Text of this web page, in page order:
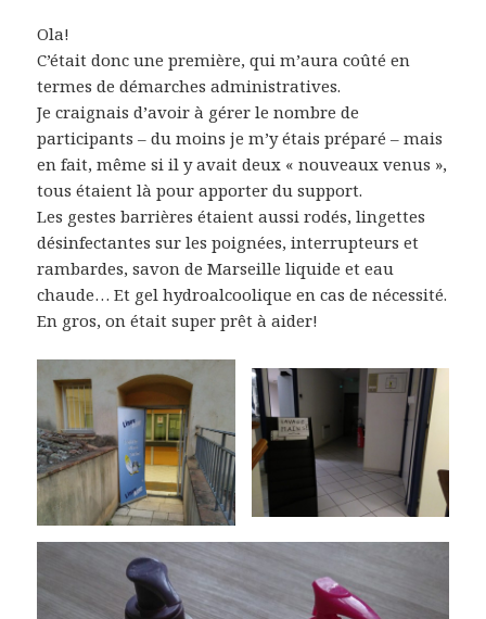
Ola!
C’était donc une première, qui m’aura coûté en
termes de démarches administratives.
Je craignais d’avoir à gérer le nombre de
participants – du moins je m’y étais préparé – mais
en fait, même si il y avait deux « nouveaux venus »,
tous étaient là pour apporter du support.
Les gestes barrières étaient aussi rodés, lingettes
désinfectantes sur les poignées, interrupteurs et
rambardes, savon de Marseille liquide et eau
chaude… Et gel hydroalcoolique en cas de nécessité.
En gros, on était super prêt à aider!